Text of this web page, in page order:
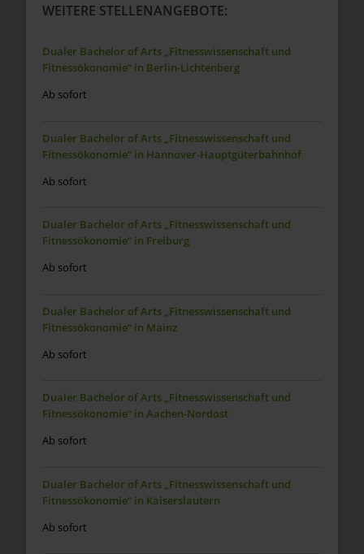
WEITERE STELLENANGEBOTE:
Dualer Bachelor of Arts „Fitnesswissenschaft und
Fitnessökonomie“ in Berlin-Lichtenberg
Ab sofort
Dualer Bachelor of Arts „Fitnesswissenschaft und
Fitnessökonomie“ in Hannover-Hauptgüterbahnhof
Ab sofort
Dualer Bachelor of Arts „Fitnesswissenschaft und
Fitnessökonomie“ in Freiburg
Ab sofort
Dualer Bachelor of Arts „Fitnesswissenschaft und
Fitnessökonomie“ in Mainz
Ab sofort
Dualer Bachelor of Arts „Fitnesswissenschaft und
Fitnessökonomie“ in Aachen-Nordost
Ab sofort
Dualer Bachelor of Arts „Fitnesswissenschaft und
Fitnessökonomie“ in Kaiserslautern
Ab sofort